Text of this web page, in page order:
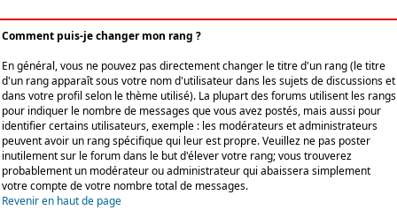
Comment puis-je changer mon rang ?
En général, vous ne pouvez pas directement changer le titre d'un rang (le titre
d'un rang apparaît sous votre nom d'utilisateur dans les sujets de discussions et
dans votre profil selon le thème utilisé). La plupart des forums utilisent les rangs
pour indiquer le nombre de messages que vous avez postés, mais aussi pour
identifier certains utilisateurs, exemple : les modérateurs et administrateurs
peuvent avoir un rang spécifique qui leur est propre. Veuillez ne pas poster
inutilement sur le forum dans le but d'élever votre rang; vous trouverez
probablement un modérateur ou administrateur qui abaissera simplement
votre compte de votre nombre total de messages.
Revenir en haut de page